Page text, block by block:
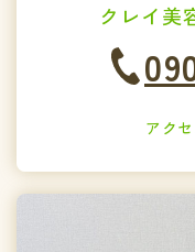
クレイ美
アク